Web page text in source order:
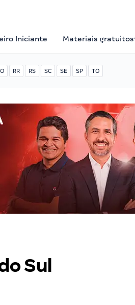
Iniciante Materiais gratuitos
RR RS SC SE SP TO
Sul